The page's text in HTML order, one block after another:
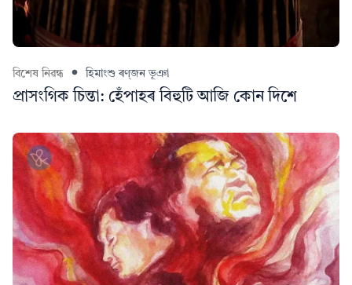
বিশেষ নিৱন্ধ হিমাংশু ৰণ্‌জন ভূঞা
প্রাসংগিক চিন্তা: হেঁপাহৰ বিহুটি আজি কোন দিশে